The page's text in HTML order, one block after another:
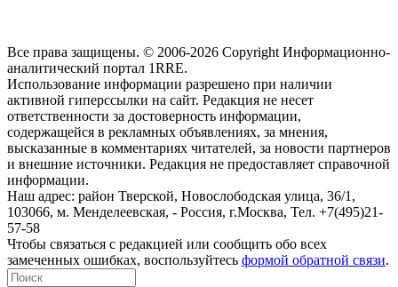
Все права защищены. © 2006-2026 Copyright Информационно-
аналитический портал 1RRE.
Использование информации разрешено при наличии
активной гиперссылки на сайт. Редакция не несет
ответственности за достоверность информации,
содержащейся в рекламных объявлениях, за мнения,
высказанные в комментариях читателей, за новости партнеров
и внешние источники. Редакция не предоставляет справочной
информации.
Наш адрес: район Тверской, Новослободская улица, 36/1 ,
103066, м. Менделеевская, - Россия, г.Москва, Тел. +7(495)21-
57-58
Чтобы связаться с редакцией или сообщить обо всех
замеченных ошибках, воспользуйтесь формой обратной связи.